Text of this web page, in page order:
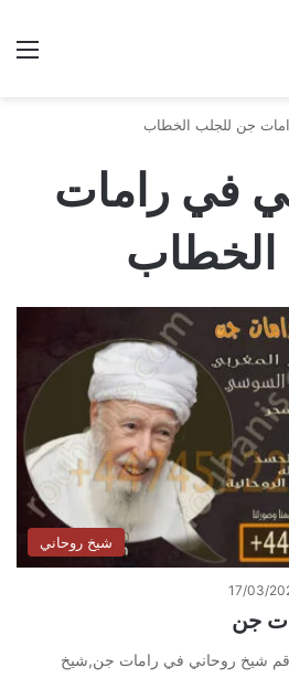
جن للجلب الخطاب
في رامات
شيخ روحاني
17/03/
جن
شيخ روحاني في رامات جن,شيخ